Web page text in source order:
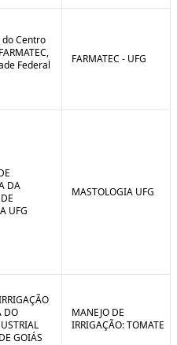
Centro
Federal
FARMATEC - UFG
DA
UFG
MASTOLOGIA UFG
DO
GOIÁS
MANEJO DE
IRRIGAÇÃO: TOMATE